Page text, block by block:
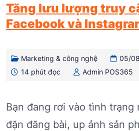
Tăng lưu lượng truy
Facebook và
Marketing & công nghệ
05/
14 phút đọc
Admin POS365
Bạn đang rơi vào tình trạng
đặn đăng bài, up ảnh sản